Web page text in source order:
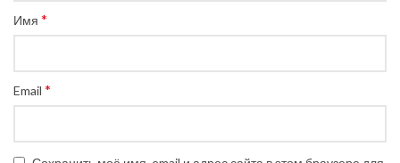
Имя *
Email *